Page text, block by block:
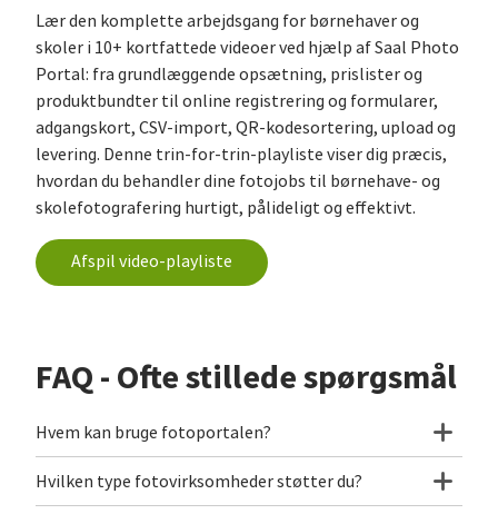
Lær den komplette arbejdsgang for børnehaver og
skoler i 10+ kortfattede videoer ved hjælp af Saal Photo
Portal: fra grundlæggende opsætning, prislister og
produktbundter til online registrering og formularer,
adgangskort, CSV-import, QR-kodesortering, upload og
levering. Denne trin-for-trin-playliste viser dig præcis,
hvordan du behandler dine fotojobs til børnehave- og
skolefotografering hurtigt, pålideligt og effektivt.
Afspil video-playliste
FAQ - Ofte stillede spørgsmål
Hvem kan bruge fotoportalen?
Hvilken type fotovirksomheder støtter du?